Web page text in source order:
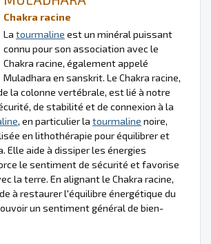
Chakra racine
La tourmaline est un minéral puissant
connu pour son association avec le
Chakra racine, également appelé
Muladhara en sanskrit. Le Chakra racine,
la colonne vertébrale, est lié à notre
de stabilité et de connexion à la
, en particulier la tourmaline noire,
en lithothérapie pour équilibrer et
Elle aide à dissiper les énergies
le sentiment de sécurité et favorise
la terre. En alignant le Chakra racine,
à restaurer l'équilibre énergétique du
un sentiment général de bien-